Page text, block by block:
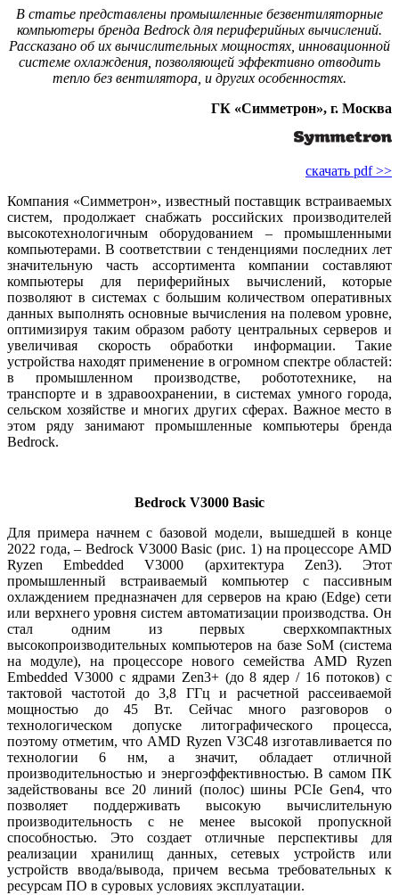
В статье представлены промышленные безвентиляторные
компьютеры бренда Bedrock для периферийных вычислений.
Рассказано об их вычислительных мощностях, инновационной
системе охлаждения, позволяющей эффективно отводить
тепло без вентилятора, и других особенностях.
ГК «Симметрон», г. Москва
скачать pdf >>
Компания «Симметрон», известный поставщик встраиваемых
систем, продолжает снабжать российских производителей
высокотехнологичным оборудованием – промышленными
компьютерами. В соответствии с тенденциями последних лет
значительную часть ассортимента компании составляют
компьютеры для периферийных вычислений, которые
позволяют в системах с большим количеством оперативных
данных выполнять основные вычисления на полевом уровне,
оптимизируя таким образом работу центральных серверов и
увеличивая скорость обработки информации. Такие
устройства находят применение в огромном спектре областей:
в промышленном производстве, робототехнике, на
транспорте и в здравоохранении, в системах умного города,
сельском хозяйстве и многих других сферах. Важное место в
этом ря­ду занимают промышленные компьютеры бренда
Bedrock.
Bedrock V3000 Basic
Для примера начнем с базовой модели, вышедшей в конце
2022 го­да, – Bedrock V3000 Basic (рис. 1) на процессоре AMD
Ryzen Embedded V3000 (архитектура Zen3). Этот
промышленный встраиваемый компьютер с пассивным
охлаждением предназначен для серверов на краю (Edge) се­ти
или верхнего уровня систем автоматизации производства. Он
стал одним из первых сверхкомпактных
высокопроизводительных компьютеров на ба­зе SoМ (система
на модуле), на процессоре нового семейства AMD Ryzen
Embedded V3000 с ядрами Zen3+ (до 8 ядер / 16 потоков) с
тактовой частотой до 3,8 ГГц и расчетной рассеиваемой
мощностью до 45 Вт. Сейчас много разговоров о
технологическом допуске литографического процесса,
поэтому отметим, что AMD Ryzen V3C48 изготавливается по
технологии 6 нм, а значит, обладает отличной
производительностью и энергоэффективностью. В самом ПК
задействованы все 20 линий (полос) ши­ны PCIe Gen4, что
позволяет поддерживать высокую вычислительную
производительность с не менее высокой пропускной
способностью. Это создает отличные перспективы для
реализации хранилищ данных, сетевых устройств или
устройств ввода/вывода, причем весьма требовательных к
ресурсам ПО в суровых условиях эксплуатации.